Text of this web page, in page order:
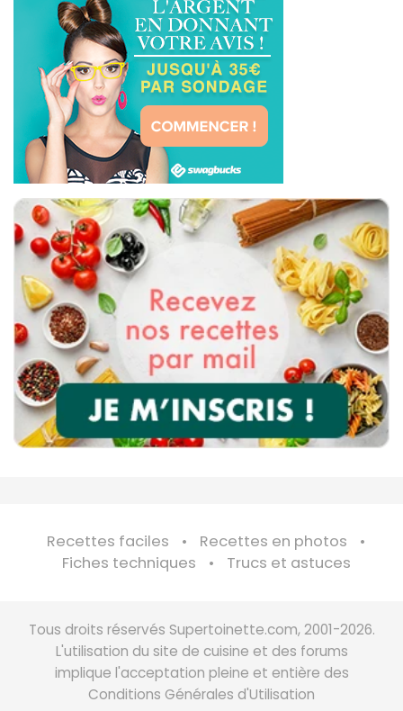
Recettes faciles
Recettes en photos
Fiches techniques
Trucs et astuces
Tous droits réservés Supertoinette.com, 2001-2026.
L'utilisation du site de cuisine et des forums
implique l'acceptation pleine et entière des
Conditions Générales d'Utilisation